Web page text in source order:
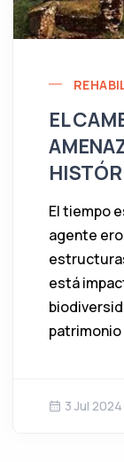
EL
El tiempo
agente
está
3 Jul 2024